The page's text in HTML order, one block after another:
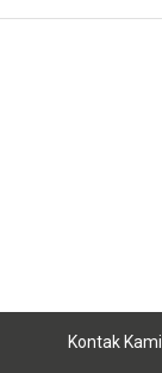
Kontak Kami